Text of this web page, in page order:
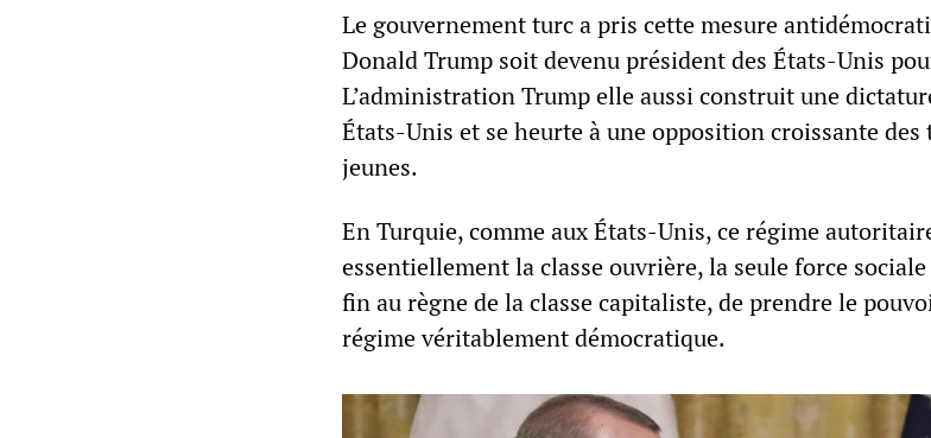
Le gouvernement turc a pris cette mesure
Donald Trump soit devenu président des États-Unis
L’administration Trump elle aussi construit une
États-Unis et se heurte à une opposition croissante
jeunes.
En Turquie, comme aux États-Unis, ce régime
essentiellement la classe ouvrière, la seule force
fin au règne de la classe capitaliste, de prendre le
régime véritablement démocratique.